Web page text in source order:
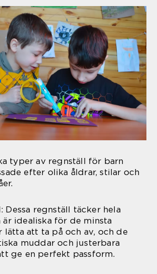
typer av regnställ för barn
efter olika åldrar, stilar och
Dessa regnställ täcker hela
idealiska för de minsta
lätta att ta på och av, och de
muddar och justerbara
ge en perfekt passform.